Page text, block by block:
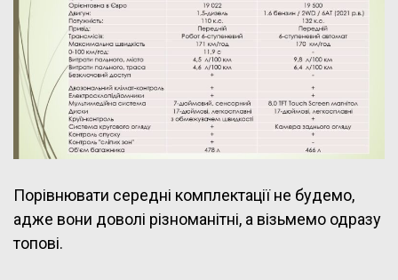
Порівнювати середні комплектації не будемо,
адже вони доволі різноманітні, а візьмемо одразу
топові.